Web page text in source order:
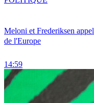
Meloni et Frederiksen
de l'Europe
14:59